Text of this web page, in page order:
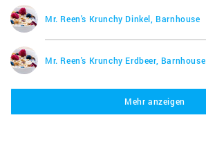
Mr. Reen's Krunchy Dinkel, Barnhouse
Mr. Reen's Krunchy Erdbeer, Barnhouse
Mr. Reen's Krunchy Honig, Barnhouse
Mehr anzeigen